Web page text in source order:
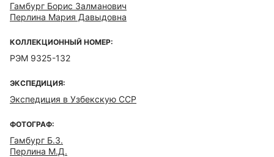
Гамбург Борис Залманович
Перлина Мария Давыдовна
КОЛЛЕКЦИОННЫЙ НОМЕР:
РЭМ 9325-132
ЭКСПЕДИЦИЯ:
Экспедиция в Узбекскую ССР
ФОТОГРАФ:
Гамбург Б.З.
Перлина М.Д.